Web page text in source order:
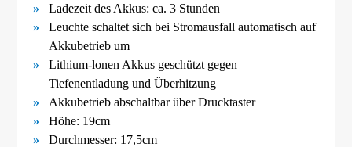
Ladezeit des Akkus: ca. 3 Stunden
Leuchte schaltet sich bei Stromausfall automatisch auf
Akkubetrieb um
Lithium-lonen Akkus geschützt gegen
Tiefenentladung und Überhitzung
Akkubetrieb abschaltbar über Drucktaster
Höhe: 19cm
Durchmesser: 17,5cm